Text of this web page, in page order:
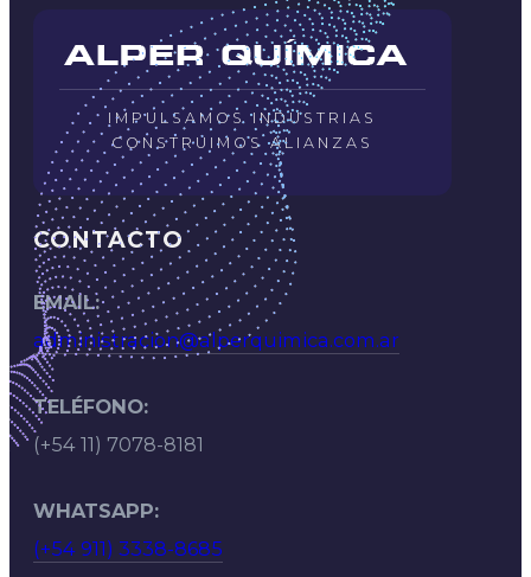
IMPULSAMOS INDUSTRIAS
CONSTRUIMOS ALIANZAS
CONTACTO
EMAIL:
administracion@alperquimica.com.ar
TELÉFONO:
(+54 11) 7078-8181
WHATSAPP:
(+54 911) 3338-8685